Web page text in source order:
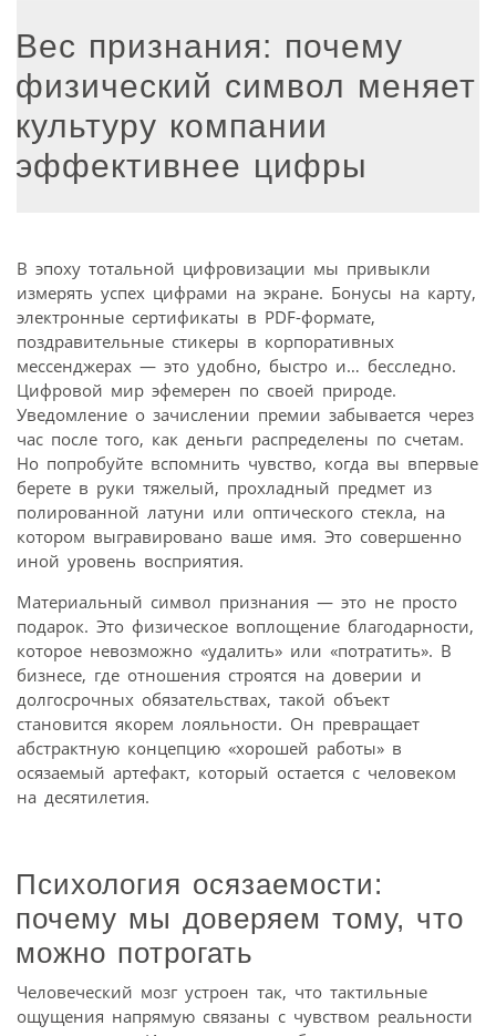
Вес признания: почему
физический символ меняет
культуру компании
эффективнее цифры
В эпоху тотальной цифровизации мы привыкли
измерять успех цифрами на экране. Бонусы на карту,
электронные сертификаты в PDF-формате,
поздравительные стикеры в корпоративных
мессенджерах — это удобно, быстро и… бесследно.
Цифровой мир эфемерен по своей природе.
Уведомление о зачислении премии забывается через
час после того, как деньги распределены по счетам.
Но попробуйте вспомнить чувство, когда вы впервые
берете в руки тяжелый, прохладный предмет из
полированной латуни или оптического стекла, на
котором выгравировано ваше имя. Это совершенно
иной уровень восприятия.
Материальный символ признания — это не просто
подарок. Это физическое воплощение благодарности,
которое невозможно «удалить» или «потратить». В
бизнесе, где отношения строятся на доверии и
долгосрочных обязательствах, такой объект
становится якорем лояльности. Он превращает
абстрактную концепцию «хорошей работы» в
осязаемый артефакт, который остается с человеком
на десятилетия.
Психология осязаемости:
почему мы доверяем тому, что
можно потрогать
Человеческий мозг устроен так, что тактильные
ощущения напрямую связаны с чувством реальности